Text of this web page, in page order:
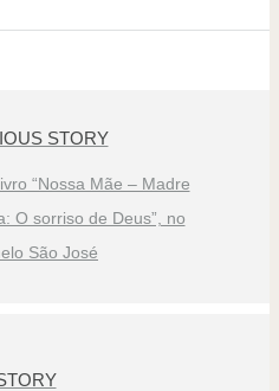
STORY
“Nossa Mãe – Madre
O sorriso de Deus”, no
São José